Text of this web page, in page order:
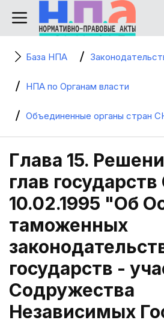
База НПА
НПА по Органам власти
Объединенные органы стран
Глава 15.
глав
10.02.1995 "Об
таможенных
государств -
Содружества
Независимых